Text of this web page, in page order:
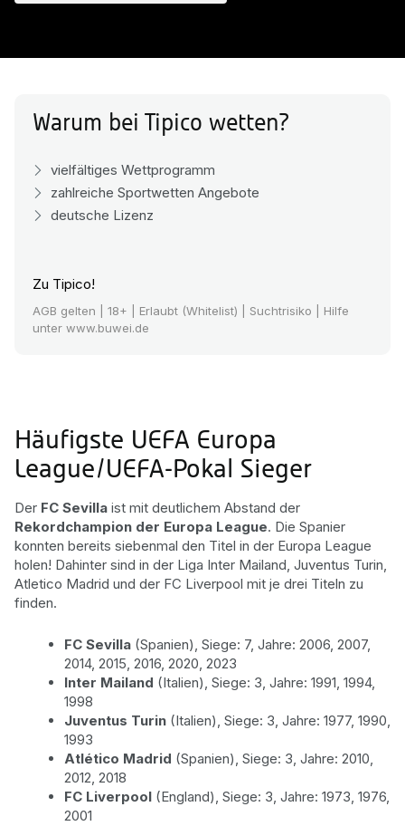
Warum bei Tipico wetten?
vielfältiges Wettprogramm
zahlreiche Sportwetten Angebote
deutsche Lizenz
Zu Tipico!
AGB gelten | 18+ | Erlaubt (Whitelist) | Suchtrisiko | Hilfe
unter www.buwei.de
Häufigste UEFA Europa
League/UEFA-Pokal Sieger
Der FC Sevilla ist mit deutlichem Abstand der
Rekordchampion der Europa League. Die Spanier
konnten bereits siebenmal den Titel in der Europa League
holen! Dahinter sind in der Liga Inter Mailand, Juventus Turin,
Atletico Madrid und der FC Liverpool mit je drei Titeln zu
finden.
FC Sevilla (Spanien), Siege: 7, Jahre: 2006, 2007,
2014, 2015, 2016, 2020, 2023
Inter Mailand (Italien), Siege: 3, Jahre: 1991, 1994,
1998
Juventus Turin (Italien), Siege: 3, Jahre: 1977, 1990,
1993
Atlético Madrid (Spanien), Siege: 3, Jahre: 2010,
2012, 2018
FC Liverpool (England), Siege: 3, Jahre: 1973, 1976,
2001